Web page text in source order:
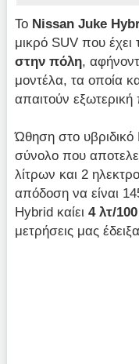
Το NissanJuke
μικρό SUV που έχει
στην πόλη,
μοντέλα, τα οποία
απαιτούν
Ώθηση στο υβριδικό
σύνολο που
λίτρων και 2
απόδοση να είναι
Hybrid καίει4 λτ/
μετρήσεις μας